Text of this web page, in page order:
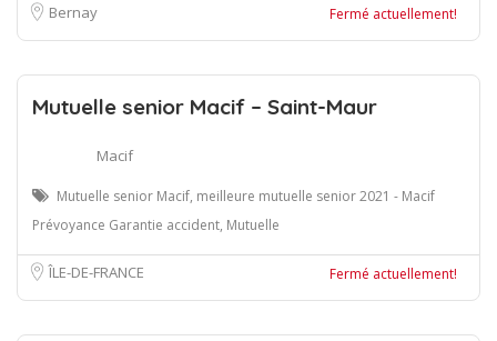
Bernay Fermé actuellement!
Mutuelle senior Macif – Saint-Maur
Macif
Mutuelle senior Macif, meilleure mutuelle senior 2021 - Macif
Prévoyance Garantie accident, Mutuelle
ÎLE-DE-FRANCE Fermé actuellement!